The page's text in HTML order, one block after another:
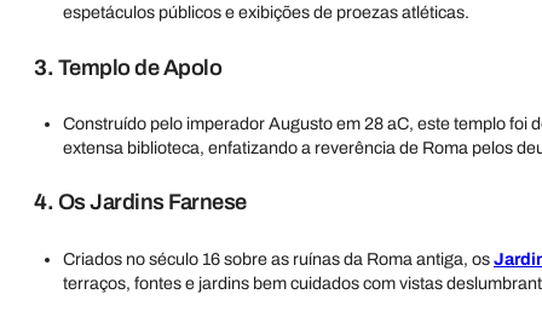
espetáculos públicos e exibições de proezas atléticas.
3. Templo de Apolo
Construído pelo imperador Augusto em 28 aC, este templo foi
extensa biblioteca, enfatizando a reverência de Roma pelos
4. Os Jardins Farnese
Criados no século 16 sobre as ruínas da Roma antiga, os
terraços, fontes e jardins bem cuidados com vistas